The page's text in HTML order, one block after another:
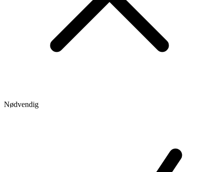
Nødvendig